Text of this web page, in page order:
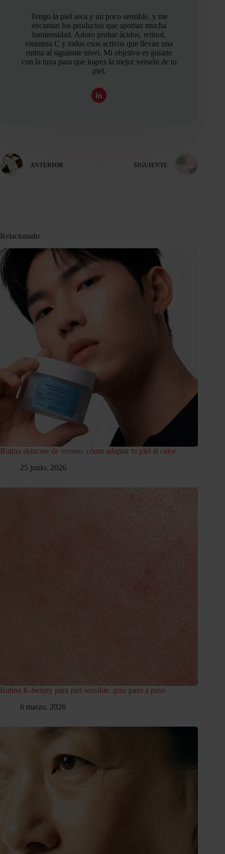
Tengo la piel seca y un poco sensible, y me
encantan los productos que aportan mucha
luminosidad. Adoro probar ácidos, retinol,
vitamina C y todos esos activos que llevan una
rutina al siguiente nivel. Mi objetivo es guiarte
con la tuya para que logres la mejor versión de tu
piel.
ANTERIOR SIGUIENTE
Relacionado
Rutina skincare de verano: cómo adaptar tu piel al calor
25 junio, 2026
Rutina K-beauty para piel sensible: guía paso a paso
6 marzo, 2026